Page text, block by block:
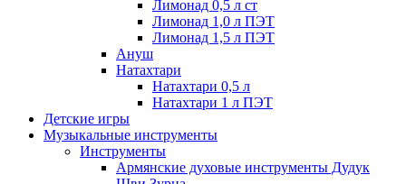
Лимонад 0,5 л ст
Лимонад 1,0 л ПЭТ
Лимонад 1,5 л ПЭТ
Ануш
Натахтари
Натахтари 0,5 л
Натахтари 1 л ПЭТ
Детские игры
Музыкальные инструменты
Инструменты
Армянские духовые инструменты Дудук